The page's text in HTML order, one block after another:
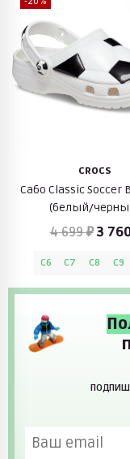
CROCS
Сабо Classic Soccer
(белый/
4 699 ₽3
C6 C7 C8 C9